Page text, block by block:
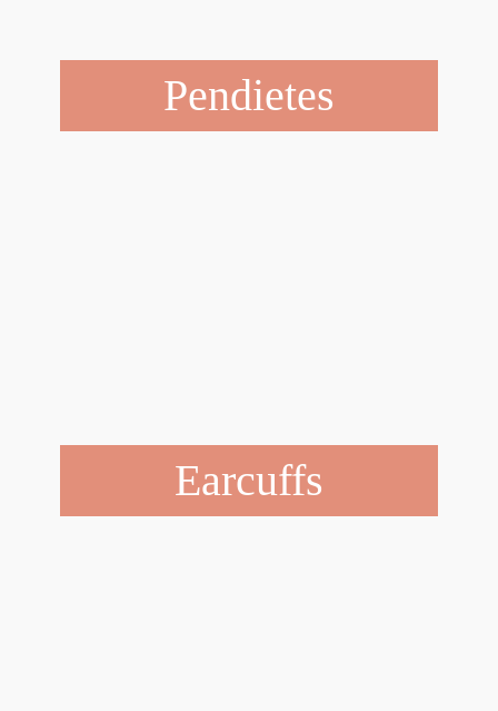
Pendietes
Earcuffs